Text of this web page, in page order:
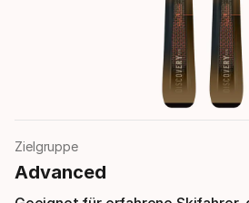
Zielgruppe
Advanced